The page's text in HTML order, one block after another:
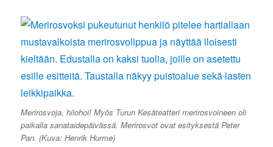
Merirosvoja, hiiohoi! Myös Turun Kesäteatteri merirosvoineen oli
paikalla sanataidepäivässä. Merirosvot ovat esityksestä Peter
Pan. (Kuva: Henrik Hurme)